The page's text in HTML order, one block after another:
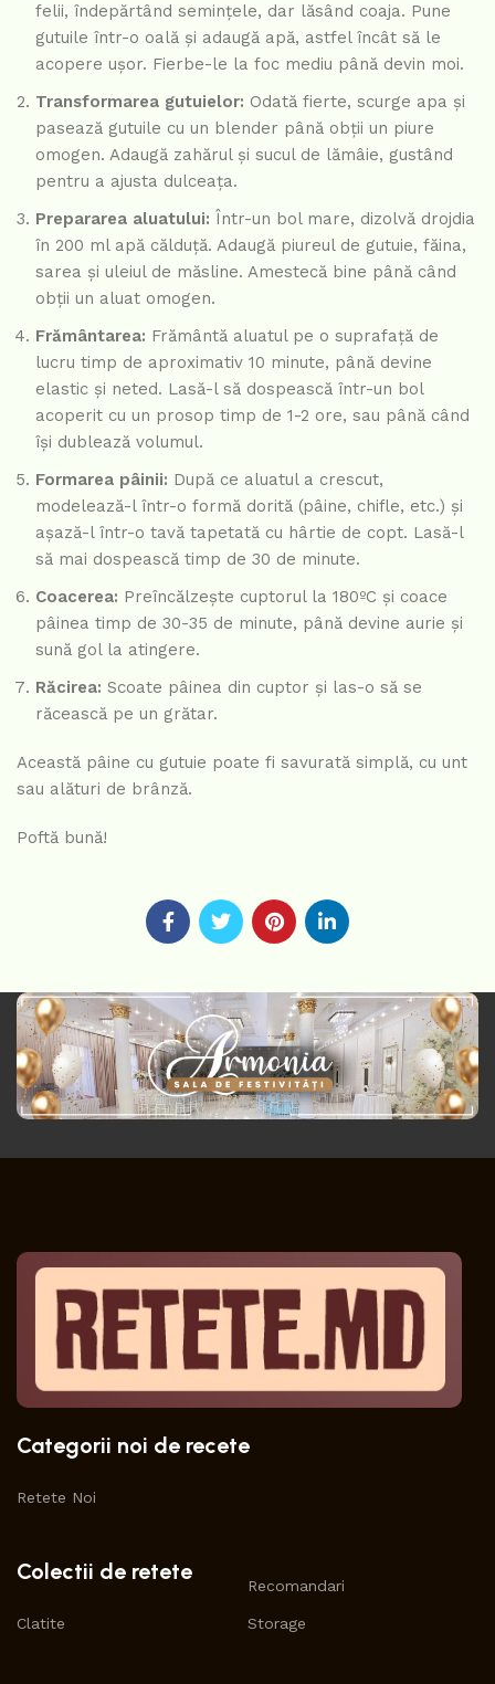
felii, îndepărtând semințele, dar lăsând coaja. Pune
gutuile într-o oală și adaugă apă, astfel încât să le
acopere ușor. Fierbe-le la foc mediu până devin moi.
Transformarea gutuielor: Odată fierte, scurge apa și
pasează gutuile cu un blender până obții un piure
omogen. Adaugă zahărul și sucul de lămâie, gustând
pentru a ajusta dulceața.
Prepararea aluatului: Într-un bol mare, dizolvă drojdia
în 200 ml apă călduță. Adaugă piureul de gutuie, făina,
sarea și uleiul de măsline. Amestecă bine până când
obții un aluat omogen.
Frământarea: Frământă aluatul pe o suprafață de
lucru timp de aproximativ 10 minute, până devine
elastic și neted. Lasă-l să dospească într-un bol
acoperit cu un prosop timp de 1-2 ore, sau până când
își dublează volumul.
Formarea pâinii: După ce aluatul a crescut,
modelează-l într-o formă dorită (pâine, chifle, etc.) și
așază-l într-o tavă tapetată cu hârtie de copt. Lasă-l
să mai dospească timp de 30 de minute.
Coacerea: Preîncălzește cuptorul la 180ºC și coace
pâinea timp de 30-35 de minute, până devine aurie și
sună gol la atingere.
Răcirea: Scoate pâinea din cuptor și las-o să se
răcească pe un grătar.
Această pâine cu gutuie poate fi savurată simplă, cu unt
sau alături de brânză.
Poftă bună!
Categorii noi de recete
Retete Noi
Colectii de retete
Clatite
Recomandari
Storage